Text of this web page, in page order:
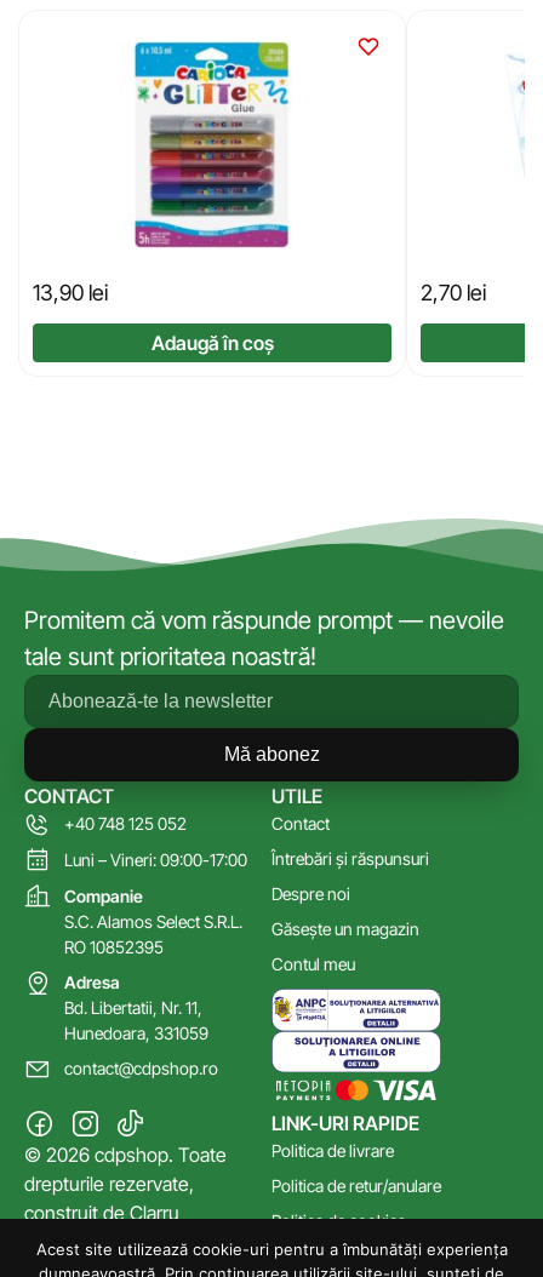
13,90 lei
Adaugă în coș
2,70 lei
Promitem că vom răspunde prompt — nevoile
tale sunt prioritatea noastră!
Mă abonez
LINK-URI RAPIDE
Politica de livrare
Politica de retur/anulare
Politica de cookies
Poltica de confidențialitate
UTILE
Contact
Întrebări și răspunsuri
Despre noi
Găsește un magazin
Contul meu
CONTACT
+40 748 125 052
Luni – Vineri: 09:00-17:00
Companie
S.C. Alamos Select S.R.L.
RO 10852395
Adresa
Bd. Libertatii, Nr. 11,
Hunedoara, 331059
contact@cdpshop.ro
© 2026 cdpshop. Toate
drepturile rezervate,
construit deClarru
Acest site utilizează cookie-uri pentru a îmbunătăți experiența